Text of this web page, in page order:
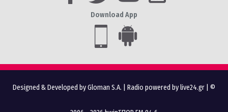
Download App
Designed & Developed by Gloman S.A. Radio powered by live24.gr | ©